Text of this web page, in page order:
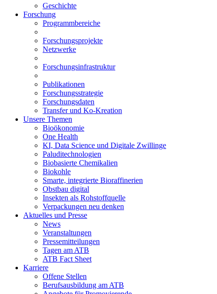
Geschichte
Forschung
Programmbereiche
Forschungsprojekte
Netzwerke
Forschungsinfrastruktur
Publikationen
Forschungsstrategie
Forschungsdaten
Transfer und Ko-Kreation
Unsere Themen
Bioökonomie
One Health
KI, Data Science und Digitale Zwillinge
Paluditechnologien
Biobasierte Chemikalien
Biokohle
Smarte, integrierte Bioraffinerien
Obstbau digital
Insekten als Rohstoffquelle
Verpackungen neu denken
Aktuelles und Presse
News
Veranstaltungen
Pressemitteilungen
Tagen am ATB
ATB Fact Sheet
Karriere
Offene Stellen
Berufsausbildung am ATB